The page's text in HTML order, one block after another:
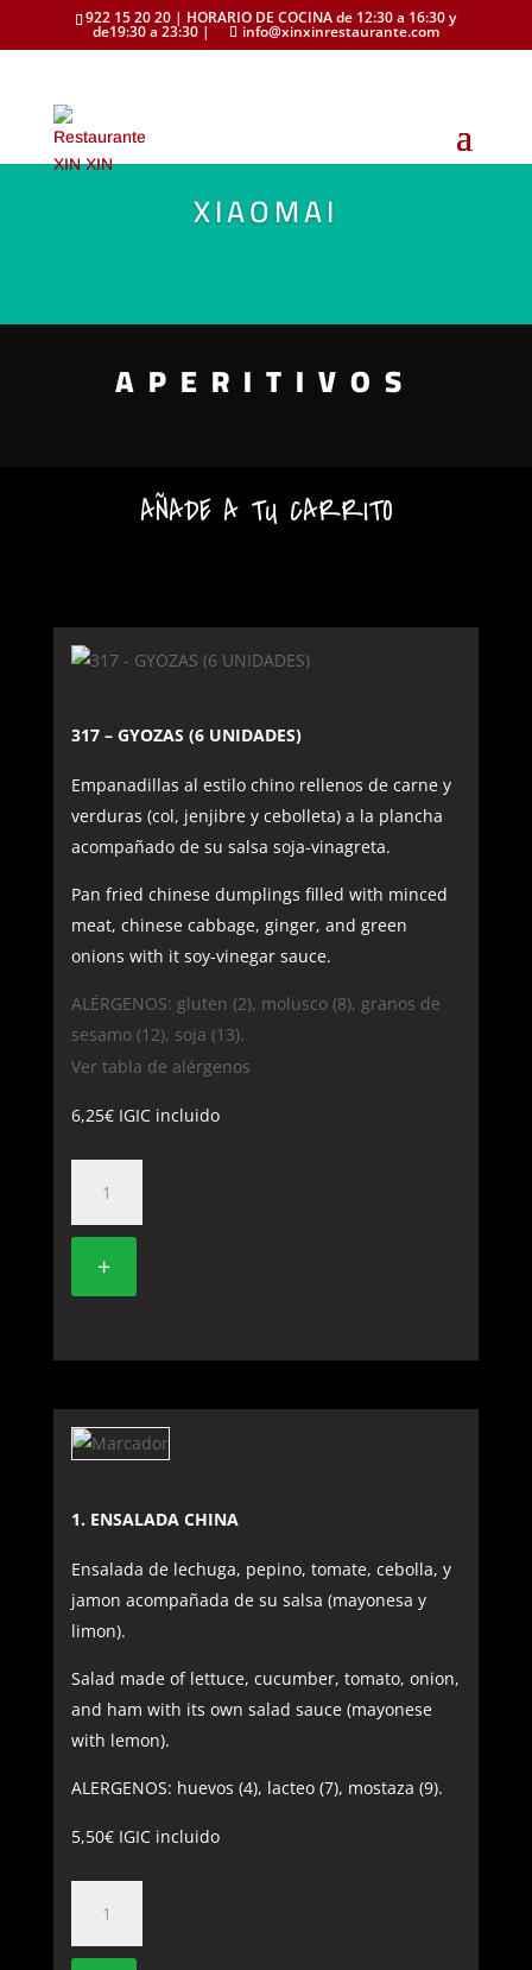
922 15 20 20 | HORARIO DE COCINA de 12:30 a 16:30 y
de19:30 a 23:30 | info@xinxinrestaurante.com
XIAOMAI
APERITIVOS
AÑADE A TU CARRITO
317 – GYOZAS (6 UNIDADES)
Empanadillas al estilo chino rellenos de carne y
verduras (col, jenjibre y cebolleta) a la plancha
acompañado de su salsa soja-vinagreta.
Pan fried chinese dumplings filled with minced
meat, chinese cabbage, ginger, and green
onions with it soy-vinegar sauce.
ALÉRGENOS: gluten (2), molusco (8), granos de
sesamo (12), soja (13).
Ver tabla de alérgenos
6,25€ IGIC incluido
GYOZAS
UNIDADES)
+
1. ENSALADA CHINA
Ensalada de lechuga, pepino, tomate, cebolla, y
jamon acompañada de su salsa (mayonesa y
limon).
Salad made of lettuce, cucumber, tomato, onion,
and ham with its own salad sauce (mayonese
with lemon).
ALERGENOS: huevos (4), lacteo (7), mostaza (9).
5,50€ IGIC incluido
ENSALADA
CHINA